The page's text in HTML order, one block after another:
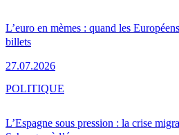
L’euro en mèmes : quand les
billets
27.07.2026
L’Espagne sous pression : la crise
POLITIQUE